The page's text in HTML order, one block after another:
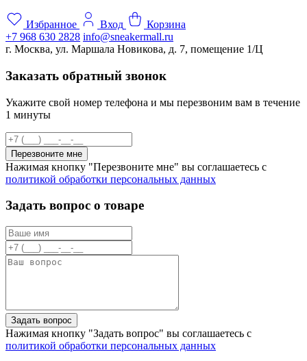
Избранное Вход
Корзина
+7 968 630 2828 info@sneakermall.ru
г. Москва, ул. Маршала Новикова, д. 7, помещение 1/Ц
Заказать обратный звонок
Укажите свой номер телефона и мы перезвоним вам в течение
1 минуты
Перезвоните мне
Нажимая кнопку "Перезвоните мне" вы соглашаетесь с
политикой обработки персональных данных
Задать вопрос о товаре
Задать вопрос
Нажимая кнопку "Задать вопрос" вы соглашаетесь с
политикой обработки персональных данных